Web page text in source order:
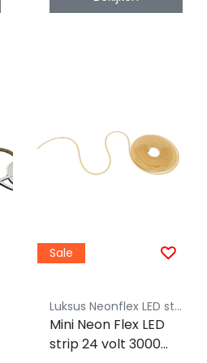
Sale
Luksus Neonflex LED strips
Mini Neon Flex LED
strip 24 volt 3000